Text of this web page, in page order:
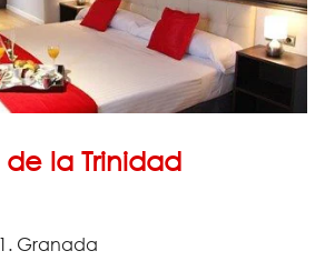
la Trinidad
Granada